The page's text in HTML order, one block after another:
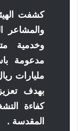
كشفت
والمشاعر
مليارات
بهدف
كفاءة
المقدسة .